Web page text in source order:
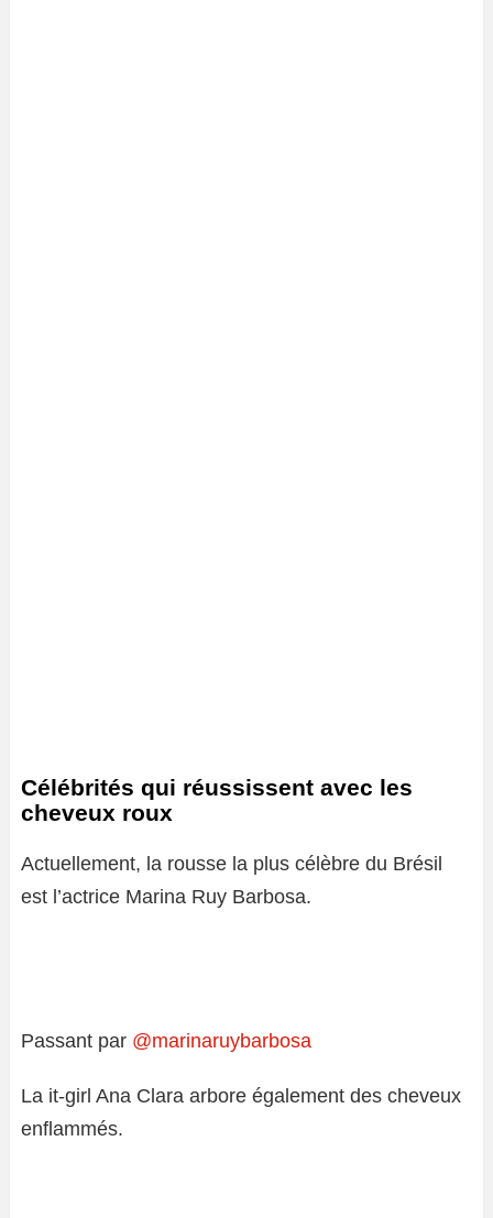
Célébrités qui réussissent avec les
cheveux roux
Actuellement, la rousse la plus célèbre du Brésil
est l’actrice Marina Ruy Barbosa.
Passant par @marinaruybarbosa
La it-girl Ana Clara arbore également des cheveux
enflammés.